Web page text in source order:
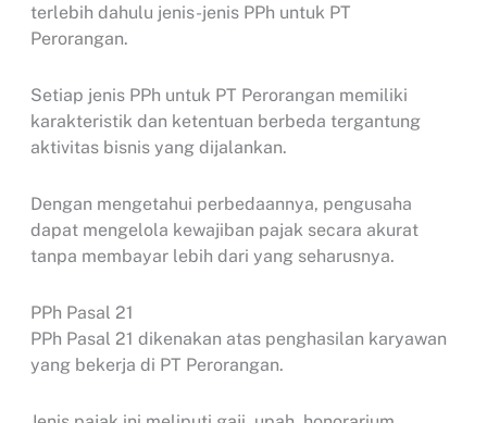
terlebih dahulu jenis-jenis PPh untuk PT
Perorangan.
Setiap jenis PPh untuk PT Perorangan memiliki
karakteristik dan ketentuan berbeda tergantung
aktivitas bisnis yang dijalankan.
Dengan mengetahui perbedaannya, pengusaha
dapat mengelola kewajiban pajak secara akurat
tanpa membayar lebih dari yang seharusnya.
PPh Pasal 21
PPh Pasal 21 dikenakan atas penghasilan karyawan
yang bekerja di PT Perorangan.